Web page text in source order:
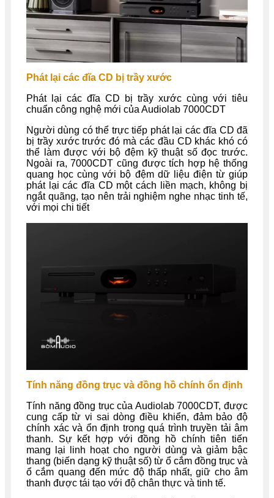
Phát lại các đĩa CD bị trầy xước
Phát lại các đĩa CD bị trầy xước cùng với tiêu
chuẩn công nghệ mới của Audiolab 7000CDT
Người dùng có thể trực tiếp phát lại các đĩa CD đã
bị trầy xước trước đó mà các đầu CD khác khó có
thể làm được với bộ đệm kỹ thuật số đọc trước.
Ngoài ra, 7000CDT cũng được tích hợp hệ thống
quang học cùng với bộ đệm dữ liệu điện từ giúp
phát lại các đĩa CD một cách liền mạch, không bị
ngắt quãng, tạo nên trải nghiệm nghe nhạc tinh tế,
với mọi chi tiết
Tính năng đồng trục và đồng hồ chính ổn định
Tính năng đồng trục của Audiolab 7000CDT, được
cung cấp từ vi sai dòng điều khiển, đảm bảo độ
chính xác và ổn định trong quá trình truyền tải âm
thanh. Sự kết hợp với đồng hồ chính tiên tiến
mang lại linh hoạt cho người dùng và giảm bậc
thang (biến dạng kỹ thuật số) từ ổ cắm đồng trục và
ổ cắm quang đến mức độ thấp nhất, giữ cho âm
thanh được tái tạo với độ chân thực và tinh tế.